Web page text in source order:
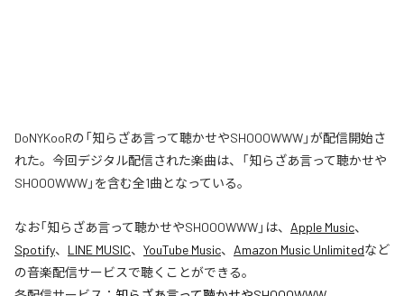
DoNYKooRの「知らざあ言って聴かせやSHOOOWWW」が配信開始さ
れた。今回デジタル配信された楽曲は、「知らざあ言って聴かせや
SHOOOWWW」を含む全1曲となっている。
なお「知らざあ言って聴かせやSHOOOWWW」は、 Apple Music、
Spotify、 LINE MUSIC、 YouTube Music、 Amazon Music Unlimitedなど
の音楽配信サービスで聴くことができる。